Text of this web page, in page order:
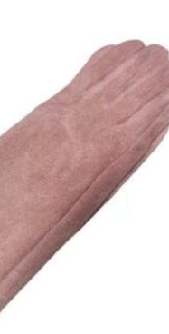
LARGOS INVITADA
MAQUILLAJE